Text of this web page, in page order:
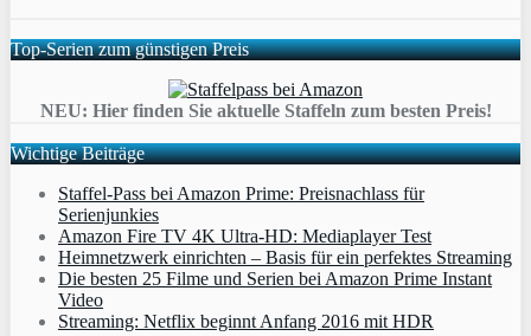
Top-Serien zum günstigen Preis
NEU: Hier finden Sie aktuelle Staffeln zum besten Preis!
Wichtige Beiträge
Staffel-Pass bei Amazon Prime: Preisnachlass für
Serienjunkies
Amazon Fire TV 4K Ultra-HD: Mediaplayer Test
Heimnetzwerk einrichten – Basis für ein perfektes Streaming
Die besten 25 Filme und Serien bei Amazon Prime Instant
Video
Streaming: Netflix beginnt Anfang 2016 mit HDR